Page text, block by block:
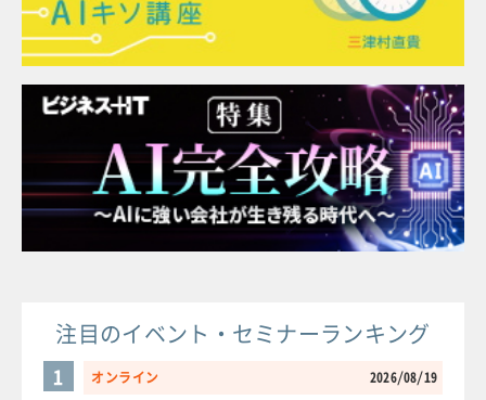
注目のイベント・セミナーランキング
オンライン 2026/08/19
1